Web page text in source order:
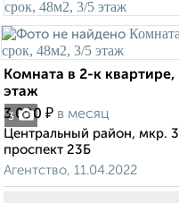
3
Комната в 2-к
этаж
3 000 ₽ в месяц
Центральный район, мкр.
проспект 23Б
Агентство, 11.04.2022